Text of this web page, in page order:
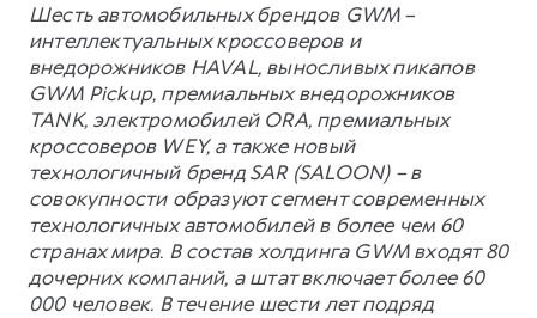
Шесть автомобильных брендов GWM –
интеллектуальных кроссоверов и
внедорожников HAVAL, выносливых пикапов
GWM Pickup, премиальных внедорожников
TANK, электромобилей ORA, премиальных
кроссоверов WEY, а также новый
технологичный бренд SAR (SALOON) – в
совокупности образуют сегмент современных
технологичных автомобилей в более чем 60
странах мира. В состав холдинга GWM входят 80
дочерних компаний, а штат включает более 60
000 человек. В течение шести лет подряд